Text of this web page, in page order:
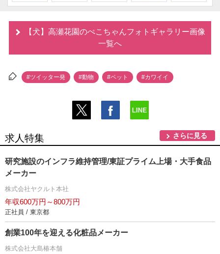
【犬】高瀬花園のぺこちゃんフォトギャラリー画像
一覧へ
#ツイッター発 #動物 #ペット #カワイイ
求人特集 さらに見る
研究施設のインフラ維持管理/東証プライム上場・大手食品
メーカー
株式会社ヤクルト本社
年収600万円～800万円
正社員 / 東京都
創業100年を迎える化粧品メーカー
株式会社大島椿本舗